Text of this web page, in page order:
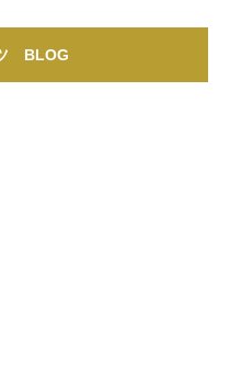
BLOG